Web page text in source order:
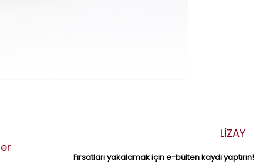
LİZAY
Fırsatları yakalamak için e-bülten kaydı yaptırın!